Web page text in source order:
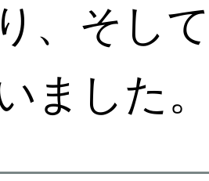
、そし
ました。